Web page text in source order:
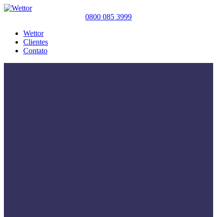
0800 085 3999
Wettor
Clientes
Contato